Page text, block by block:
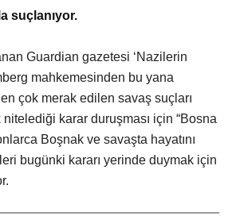
suçlanıyor.
Guardian gazetesi ‘Nazilerin
mahkemesinden bu yana
çok merak edilen savaş suçları
nitelediği karar duruşması için “Bosna
Boşnak ve savaşta hayatını
bugünki kararı yerinde duymak için